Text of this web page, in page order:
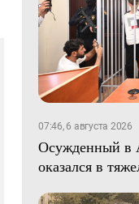
07:46, 6 августа 2026
Осужденный в
оказался в